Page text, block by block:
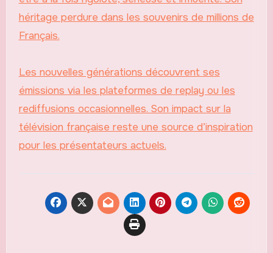
héritage perdure dans les souvenirs de millions de
Français.
Les nouvelles générations découvrent ses
émissions via les plateformes de replay ou les
rediffusions occasionnelles. Son impact sur la
télévision française reste une source d’inspiration
pour les présentateurs actuels.